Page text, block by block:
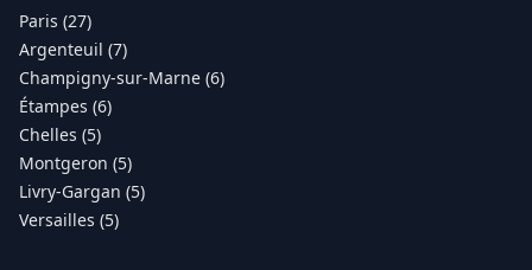
Paris (27)
Argenteuil (7)
Champigny-sur-Marne (6)
Étampes (6)
Chelles (5)
Montgeron (5)
Livry-Gargan (5)
Versailles (5)